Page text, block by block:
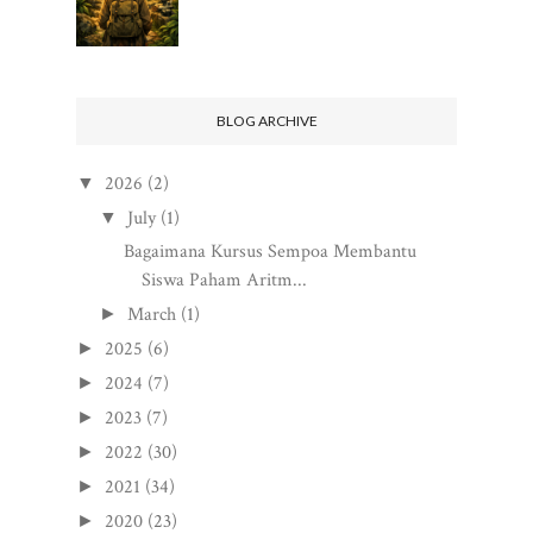
BLOG ARCHIVE
▼ 2026 (2)
▼ July (1)
Bagaimana Kursus Sempoa Membantu
Siswa Paham Aritm...
► March (1)
► 2025 (6)
► 2024 (7)
► 2023 (7)
► 2022 (30)
► 2021 (34)
► 2020 (23)